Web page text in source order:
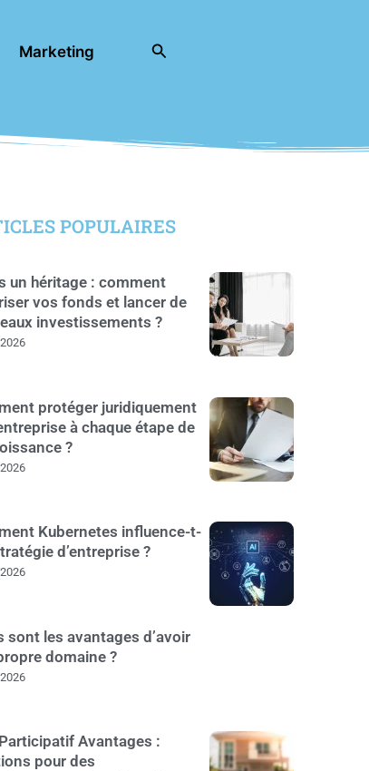
Marketing Rechercher
POPULAIRES
un héritage : comment
vos fonds et lancer de
investissements ?
protéger juridiquement
à chaque étape de
?
Kubernetes influence-t-
d’entreprise ?
sont les avantages d’avoir
domaine ?
Avantages :
pour des